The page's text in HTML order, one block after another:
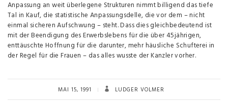
Anpassung an weit überlegene Strukturen nimmt billigend das tiefe
Tal in Kauf, die statistische Anpassungsdelle, die vor dem – nicht
einmal sicheren Aufschwung – steht. Dass dies gleichbedeutend ist
mit der Beendigung des Erwerbslebens für die über 45jährigen,
enttäuschte Hoffnung für die darunter, mehr häusliche Schufterei in
der Regel für die Frauen – das alles wusste der Kanzler vorher.
MAI 15, 1991 LUDGER VOLMER